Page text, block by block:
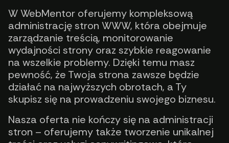
W WebMentor oferujemy kompleksową
administrację stron WWW, która obejmuje
zarządzanie treścią, monitorowanie
wydajności strony oraz szybkie reagowanie
na wszelkie problemy. Dzięki temu masz
pewność, że Twoja strona zawsze będzie
działać na najwyższych obrotach, a Ty
skupisz się na prowadzeniu swojego biznesu.
Nasza oferta nie kończy się na administracji
stron – oferujemy także tworzenie unikalnej